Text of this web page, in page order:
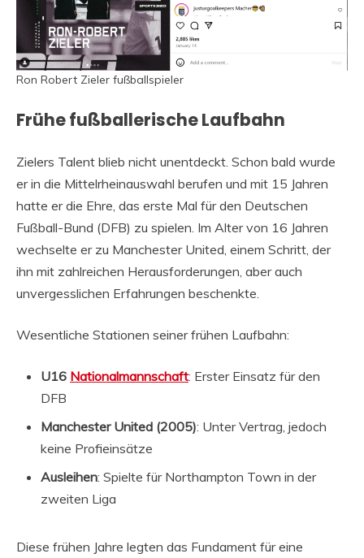
Ron Robert Zieler fußballspieler
Frühe fußballerische Laufbahn
Zielers Talent blieb nicht unentdeckt. Schon bald wurde
er in die Mittelrheinauswahl berufen und mit 15 Jahren
hatte er die Ehre, das erste Mal für den Deutschen
Fußball-Bund (DFB) zu spielen. Im Alter von 16 Jahren
wechselte er zu Manchester United, einem Schritt, der
ihn mit zahlreichen Herausforderungen, aber auch
unvergesslichen Erfahrungen beschenkte.
Wesentliche Stationen seiner frühen Laufbahn:
U16 Nationalmannschaft: Erster Einsatz für den
DFB
Manchester United (2005): Unter Vertrag, jedoch
keine Profieinsätze
Ausleihen: Spielte für Northampton Town in der
zweiten Liga
Diese frühen Jahre legten das Fundament für eine